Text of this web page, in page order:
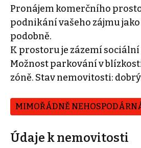
Pronájem komerčního
podnikání vašeho zájmu
podobně.
K prostoru je zázemí
Možnost parkování v
zóně. Stav nemovitosti:
MIMOŘÁDNĚ
Údaje k nemovitosti